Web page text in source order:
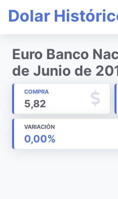
Dolar
Euro Banco
de Junio de
COMPRA
5,82
VARIACIÓN
0,00%